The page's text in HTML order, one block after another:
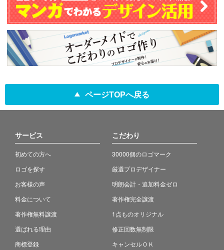
ページTOPへ戻る
サービス
初めての方へ
ロゴを探す
お客様の声
料金について
著作権無料譲渡
選ばれる理由
商標登録
こだわり
30000個のロゴマーク
厳選プロデザイナー
明朗会計・追加料金ゼロ
著作権完全譲渡
1点ものオリジナル
修正回数無制限
キャンセルＯＫ